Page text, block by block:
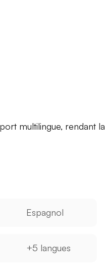
multilingue, rendant la
Espagnol
+5 langues